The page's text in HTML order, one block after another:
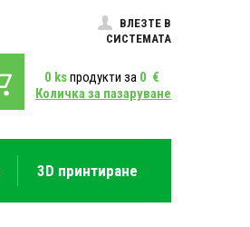
ВЛЕЗТЕ В
СИСТЕМАТА
0 ksпродукти за 0 €
Количка за пазаруване
3D принтиране